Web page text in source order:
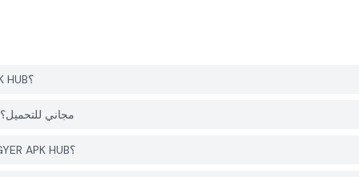
كيف يمكنني تحميل Ecka Woburn Sands Kickboxing من PGYER APK HUB؟
هل التطبيق Ecka Woburn Sands Kickboxing على PGYER APK HUB مجاني للتحميل؟
هل أحتاج إلى حساب لتحميل Ecka Woburn Sands Kickboxing من PGYER APK HUB؟